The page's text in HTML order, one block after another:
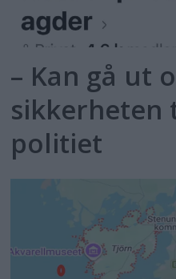
– Kan gå ut
sikkerheten
politiet